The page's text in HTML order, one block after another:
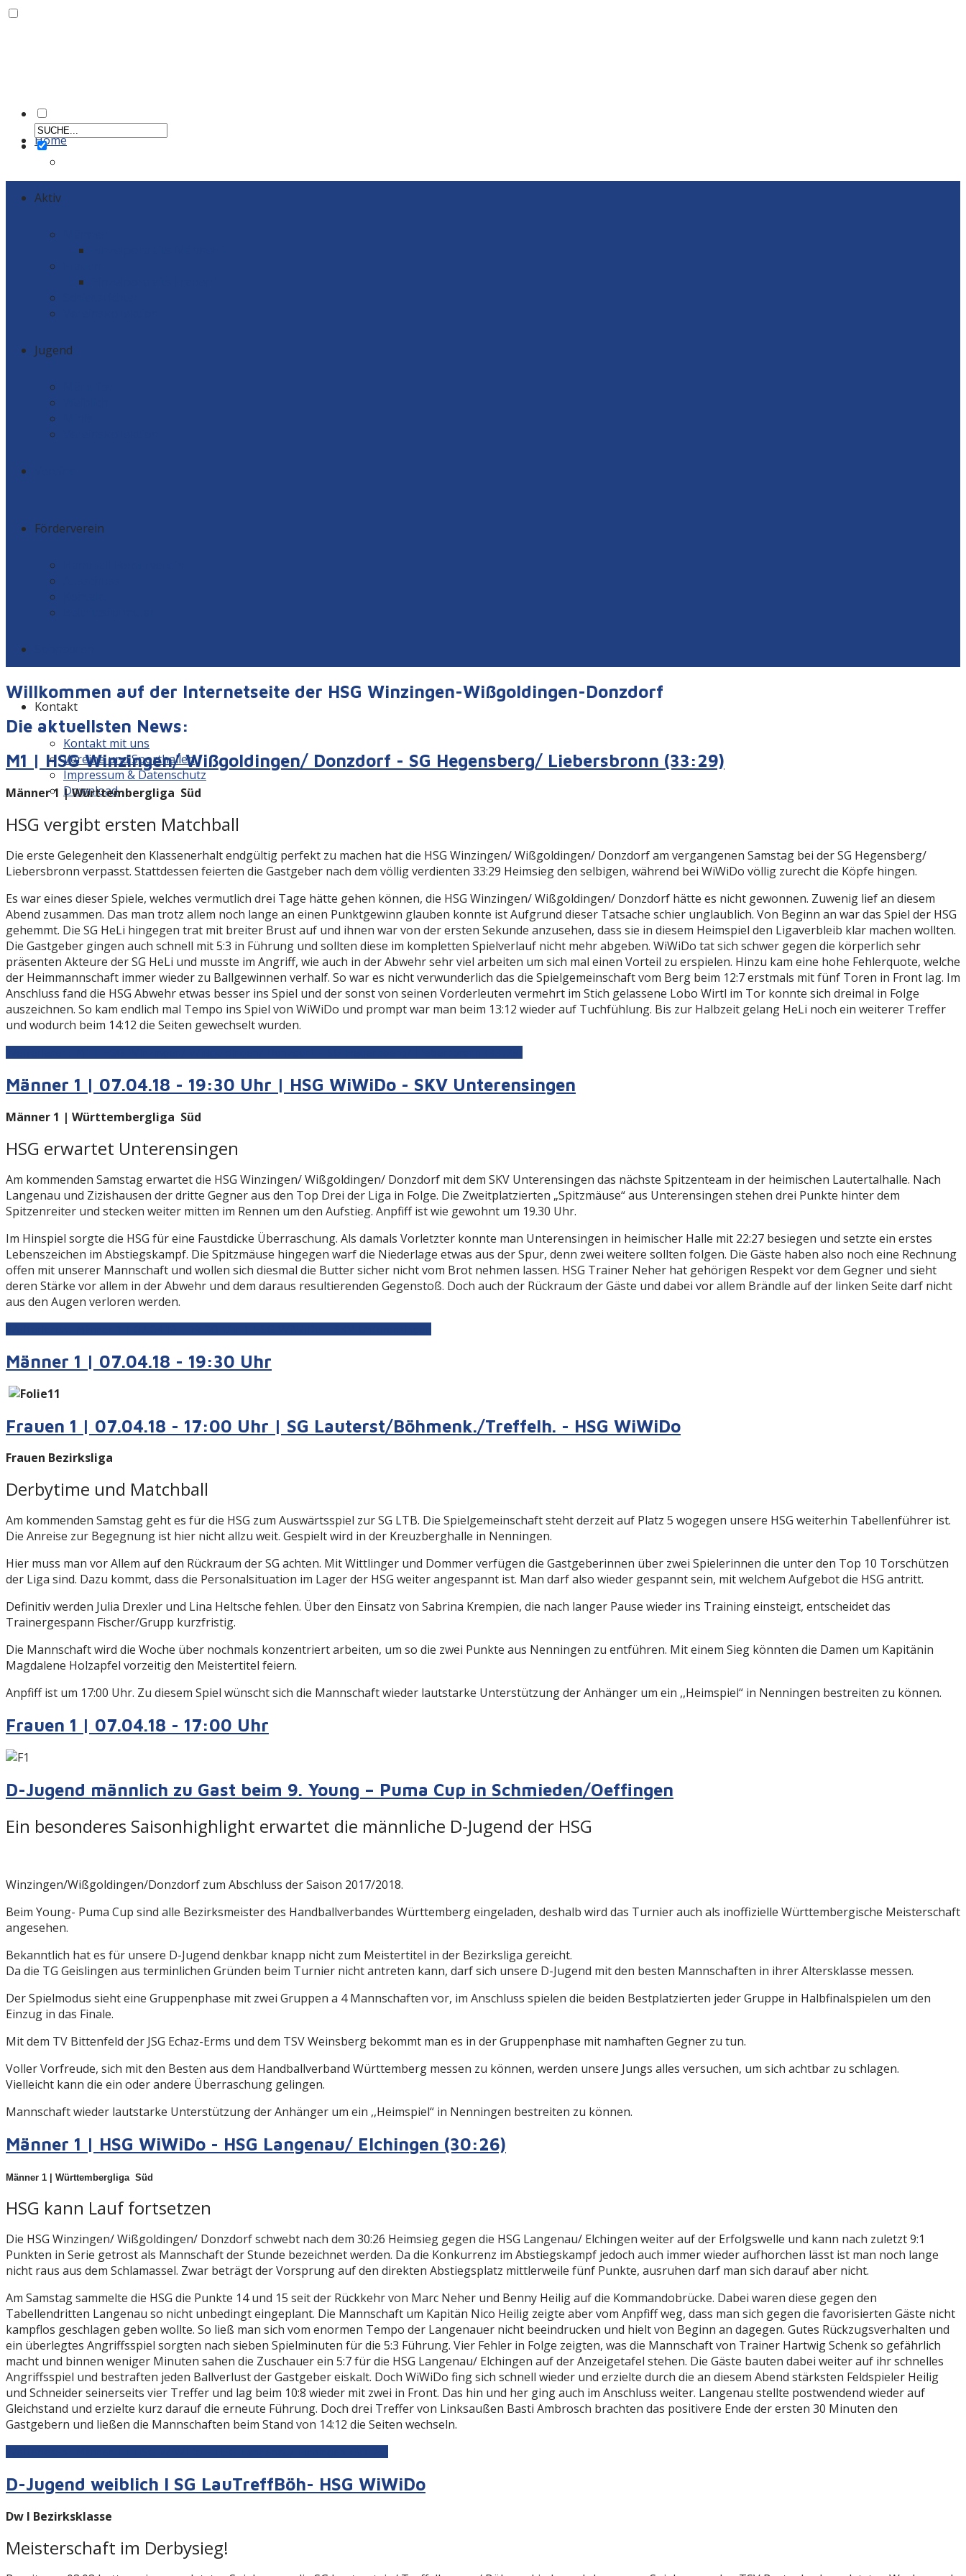
Home
Aktiv
Jugend
Förderverein
Kontakt
Kontakt mit uns
Vereine und Sporthallen
Impressum & Datenschutz
Download
Willkommen auf der Internetseite der HSG Winzingen-Wißgoldingen-Donzdorf
Die aktuellsten News:
M1 | HSG Winzingen/ Wißgoldingen/ Donzdorf - SG Hegensberg/ Liebersbronn (33:29)
Männer 1 |Württembergliga Süd
HSG vergibt ersten Matchball
Die erste Gelegenheit den Klassenerhalt endgültig perfekt zu machen hat die HSG Winzingen/ Wißgoldingen/ Donzdorf am vergangenen Samstag bei der SG Hegensberg/
Liebersbronn verpasst. Stattdessen feierten die Gastgeber nach dem völlig verdienten 33:29 Heimsieg den selbigen, während bei WiWiDo völlig zurecht die Köpfe hingen.
Es war eines dieser Spiele, welches vermutlich drei Tage hätte gehen können, die HSG Winzingen/ Wißgoldingen/ Donzdorf hätte es nicht gewonnen. Zuwenig lief an diesem
Abend zusammen. Das man trotz allem noch lange an einen Punktgewinn glauben konnte ist Aufgrund dieser Tatsache schier unglaublich. Von Beginn an war das Spiel der HSG
gehemmt. Die SG HeLi hingegen trat mit breiter Brust auf und ihnen war von der ersten Sekunde anzusehen, dass sie in diesem Heimspiel den Ligaverbleib klar machen wollten.
Die Gastgeber gingen auch schnell mit 5:3 in Führung und sollten diese im kompletten Spielverlauf nicht mehr abgeben. WiWiDo tat sich schwer gegen die körperlich sehr
präsenten Akteure der SG HeLi und musste im Angriff, wie auch in der Abwehr sehr viel arbeiten um sich mal einen Vorteil zu erspielen. Hinzu kam eine hohe Fehlerquote, welche
der Heimmannschaft immer wieder zu Ballgewinnen verhalf. So war es nicht verwunderlich das die Spielgemeinschaft vom Berg beim 12:7 erstmals mit fünf Toren in Front lag. Im
Anschluss fand die HSG Abwehr etwas besser ins Spiel und der sonst von seinen Vorderleuten vermehrt im Stich gelassene Lobo Wirtl im Tor konnte sich dreimal in Folge
auszeichnen. So kam endlich mal Tempo ins Spiel von WiWiDo und prompt war man beim 13:12 wieder auf Tuchfühlung. Bis zur Halbzeit gelang HeLi noch ein weiterer Treffer
und wodurch beim 14:12 die Seiten gewechselt wurden.
Männer 1 | 07.04.18 - 19:30 Uhr | HSG WiWiDo - SKV Unterensingen
Männer 1 | Württembergliga Süd
HSG erwartet Unterensingen
Am kommenden Samstag erwartet die HSG Winzingen/ Wißgoldingen/ Donzdorf mit dem SKV Unterensingen das nächste Spitzenteam in der heimischen Lautertalhalle. Nach
Langenau und Zizishausen der dritte Gegner aus den Top Drei der Liga in Folge. Die Zweitplatzierten „Spitzmäuse“ aus Unterensingen stehen drei Punkte hinter dem
Spitzenreiter und stecken weiter mitten im Rennen um den Aufstieg. Anpfiff ist wie gewohnt um 19.30 Uhr.
Im Hinspiel sorgte die HSG für eine Faustdicke Überraschung. Als damals Vorletzter konnte man Unterensingen in heimischer Halle mit 22:27 besiegen und setzte ein erstes
Lebenszeichen im Abstiegskampf. Die Spitzmäuse hingegen warf die Niederlage etwas aus der Spur, denn zwei weitere sollten folgen. Die Gäste haben also noch eine Rechnung
offen mit unserer Mannschaft und wollen sich diesmal die Butter sicher nicht vom Brot nehmen lassen. HSG Trainer Neher hat gehörigen Respekt vor dem Gegner und sieht
deren Stärke vor allem in der Abwehr und dem daraus resultierenden Gegenstoß. Doch auch der Rückraum der Gäste und dabei vor allem Brändle auf der linken Seite darf nicht
aus den Augen verloren werden.
Männer 1 | 07.04.18 - 19:30 Uhr
Frauen 1 | 07.04.18 - 17:00 Uhr | SG Lauterst/Böhmenk./Treffelh. - HSG WiWiDo
Frauen Bezirksliga
Derbytime und Matchball
Am kommenden Samstag geht es für die HSG zum Auswärtsspiel zur SG LTB. Die Spielgemeinschaft steht derzeit auf Platz 5 wogegen unsere HSG weiterhin Tabellenführer ist.
Die Anreise zur Begegnung ist hier nicht allzu weit. Gespielt wird in der Kreuzberghalle in Nenningen.
Hier muss man vor Allem auf den Rückraum der SG achten. Mit Wittlinger und Dommer verfügen die Gastgeberinnen über zwei Spielerinnen die unter den Top 10 Torschützen
der Liga sind. Dazu kommt, dass die Personalsituation im Lager der HSG weiter angespannt ist. Man darf also wieder gespannt sein, mit welchem Aufgebot die HSG antritt.
Definitiv werden Julia Drexler und Lina Heltsche fehlen. Über den Einsatz von Sabrina Krempien, die nach langer Pause wieder ins Training einsteigt, entscheidet das
Trainergespann Fischer/Grupp kurzfristig.
Die Mannschaft wird die Woche über nochmals konzentriert arbeiten, um so die zwei Punkte aus Nenningen zu entführen. Mit einem Sieg könnten die Damen um Kapitänin
Magdalene Holzapfel vorzeitig den Meistertitel feiern.
Anpfiff ist um 17:00 Uhr. Zu diesem Spiel wünscht sich die Mannschaft wieder lautstarke Unterstützung der Anhänger um ein ,,Heimspiel“ in Nenningen bestreiten zu können.
Frauen 1 | 07.04.18 - 17:00 Uhr
D-Jugend männlich zu Gast beim 9. Young – Puma Cup in Schmieden/Oeffingen
Ein besonderes Saisonhighlight erwartet die männliche D-Jugend der HSG
Winzingen/Wißgoldingen/Donzdorf zum Abschluss der Saison 2017/2018.
Beim Young- Puma Cup sind alle Bezirksmeister des Handballverbandes Württemberg eingeladen, deshalb wird das Turnier auch als inoffizielle Württembergische Meisterschaft
angesehen.
Bekanntlich hat es für unsere D-Jugend denkbar knapp nicht zum Meistertitel in der Bezirksliga gereicht.
Da die TG Geislingen aus terminlichen Gründen beim Turnier nicht antreten kann, darf sich unsere D-Jugend mit den besten Mannschaften in ihrer Altersklasse messen.
Der Spielmodus sieht eine Gruppenphase mit zwei Gruppen a 4 Mannschaften vor, im Anschluss spielen die beiden Bestplatzierten jeder Gruppe in Halbfinalspielen um den
Einzug in das Finale.
Mit dem TV Bittenfeld der JSG Echaz-Erms und dem TSV Weinsberg bekommt man es in der Gruppenphase mit namhaften Gegner zu tun.
Voller Vorfreude, sich mit den Besten aus dem Handballverband Württemberg messen zu können, werden unsere Jungs alles versuchen, um sich achtbar zu schlagen.
Vielleicht kann die ein oder andere Überraschung gelingen.
Mannschaft wieder lautstarke Unterstützung der Anhänger um ein ,,Heimspiel“ in Nenningen bestreiten zu können.
Männer 1 | HSG WiWiDo - HSG Langenau/ Elchingen (30:26)
Männer 1 | Württembergliga Süd
HSG kann Lauf fortsetzen
Die HSG Winzingen/ Wißgoldingen/ Donzdorf schwebt nach dem 30:26 Heimsieg gegen die HSG Langenau/ Elchingen weiter auf der Erfolgswelle und kann nach zuletzt 9:1
Punkten in Serie getrost als Mannschaft der Stunde bezeichnet werden. Da die Konkurrenz im Abstiegskampf jedoch auch immer wieder aufhorchen lässt ist man noch lange
nicht raus aus dem Schlamassel. Zwar beträgt der Vorsprung auf den direkten Abstiegsplatz mittlerweile fünf Punkte, ausruhen darf man sich darauf aber nicht.
Am Samstag sammelte die HSG die Punkte 14 und 15 seit der Rückkehr von Marc Neher und Benny Heilig auf die Kommandobrücke. Dabei waren diese gegen den
Tabellendritten Langenau so nicht unbedingt eingeplant. Die Mannschaft um Kapitän Nico Heilig zeigte aber vom Anpfiff weg, dass man sich gegen die favorisierten Gäste nicht
kampflos geschlagen geben wollte. So ließ man sich vom enormen Tempo der Langenauer nicht beeindrucken und hielt von Beginn an dagegen. Gutes Rückzugsverhalten und
ein überlegtes Angriffsspiel sorgten nach sieben Spielminuten für die 5:3 Führung. Vier Fehler in Folge zeigten, was die Mannschaft von Trainer Hartwig Schenk so gefährlich
macht und binnen weniger Minuten sahen die Zuschauer ein 5:7 für die HSG Langenau/ Elchingen auf der Anzeigetafel stehen. Die Gäste bauten dabei weiter auf ihr schnelles
Angriffsspiel und bestraften jeden Ballverlust der Gastgeber eiskalt. Doch WiWiDo fing sich schnell wieder und erzielte durch die an diesem Abend stärksten Feldspieler Heilig
und Schneider seinerseits vier Treffer und lag beim 10:8 wieder mit zwei in Front. Das hin und her ging auch im Anschluss weiter. Langenau stellte postwendend wieder auf
Gleichstand und erzielte kurz darauf die erneute Führung. Doch drei Treffer von Linksaußen Basti Ambrosch brachten das positivere Ende der ersten 30 Minuten den
Gastgebern und ließen die Mannschaften beim Stand von 14:12 die Seiten wechseln.
D-Jugend weiblich I SG LauTreffBöh- HSG WiWiDo
Dw I Bezirksklasse
Meisterschaft im Derbysieg!